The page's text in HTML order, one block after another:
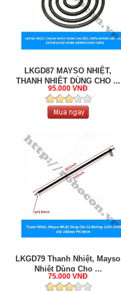
LKGD87 MAYSO NHIỆT,
THANH NHIỆT DÙNG CHO ...
95.000 VNĐ
LKGD79 Thanh Nhiệt, Mayso
Nhiệt Dùng Cho ...
75.000 VNĐ